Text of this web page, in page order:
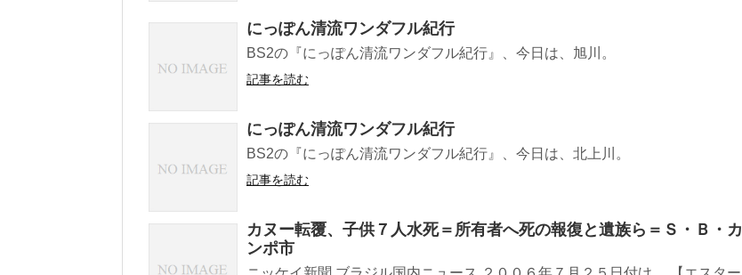
にっぽん清流ワンダフル紀行
BS2の『にっぽん清流ワンダフル紀行』、今日は、旭川。
記事を読む
にっぽん清流ワンダフル紀行
BS2の『にっぽん清流ワンダフル紀行』、今日は、北上川。
記事を読む
カヌー転覆、子供７人水死＝所有者へ死の報復と遺族ら＝Ｓ・Ｂ・カ
ンポ市